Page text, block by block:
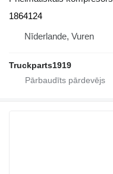
1864124
Nīderlande, Vuren
Truckparts1919